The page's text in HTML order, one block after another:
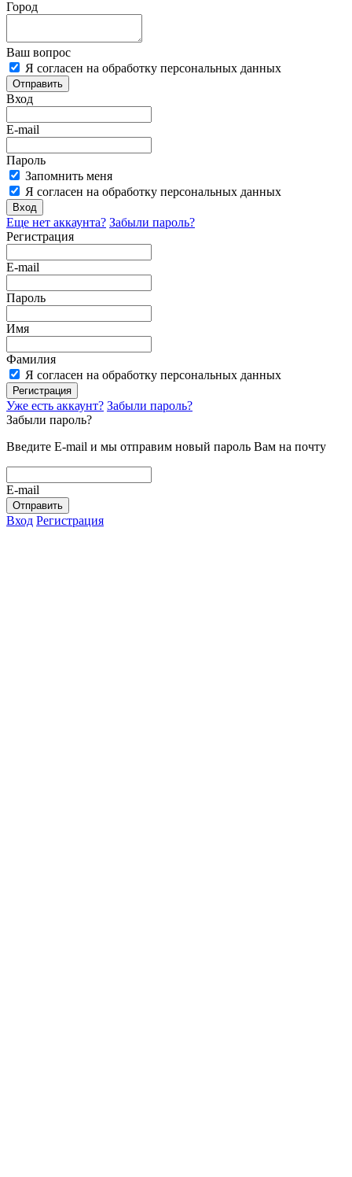
Город
Ваш вопрос
Я согласен на обработку персональных данных
Отправить
Вход
E-mail
Пароль
Запомнить меня
Я согласен на обработку персональных данных
Вход
Еще нет аккаунта? Забыли пароль?
Регистрация
E-mail
Пароль
Имя
Фамилия
Я согласен на обработку персональных данных
Регистрация
Уже есть аккаунт? Забыли пароль?
Забыли пароль?
Введите E-mail и мы отправим новый пароль Вам на почту
E-mail
Отправить
Вход Регистрация